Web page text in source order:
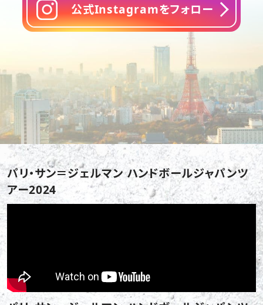
公式Instagramをフォロー
パリ・サン＝ジェルマン ハンドボールジャパンツ
アー2024